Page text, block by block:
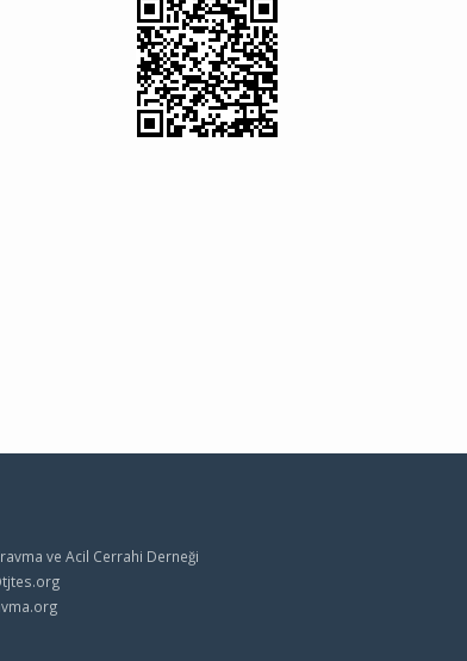
ve Acil Cerrahi Derneği